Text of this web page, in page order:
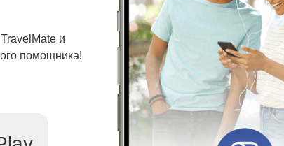
и
помощника!